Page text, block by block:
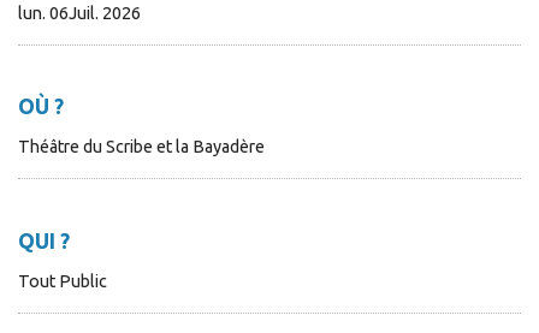
lun. 06Juil. 2026
OÙ ?
Théâtre du Scribe et la Bayadère
QUI ?
Tout Public